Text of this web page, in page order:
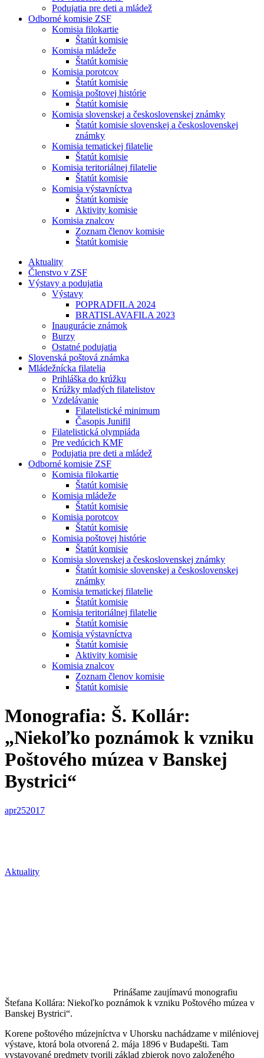
Podujatia pre deti a mládež
Odborné komisie ZSF
Komisia filokartie
Štatút komisie
Komisia mládeže
Štatút komisie
Komisia porotcov
Štatút komisie
Komisia poštovej histórie
Štatút komisie
Komisia slovenskej a československej známky
Štatút komisie slovenskej a československej
známky
Komisia tematickej filatelie
Štatút komisie
Komisia teritoriálnej filatelie
Štatút komisie
Komisia výstavníctva
Štatút komisie
Aktivity komisie
Komisia znalcov
Zoznam členov komisie
Štatút komisie
Aktuality
Členstvo v ZSF
Výstavy a podujatia
Výstavy
POPRADFILA 2024
BRATISLAVAFILA 2023
Inaugurácie známok
Burzy
Ostatné podujatia
Slovenská poštová známka
Mládežnícka filatelia
Prihláška do krúžku
Krúžky mladých filatelistov
Vzdelávanie
Filatelistické minimum
Časopis Junifil
Filatelistická olympiáda
Pre vedúcich KMF
Podujatia pre deti a mládež
Odborné komisie ZSF
Komisia filokartie
Štatút komisie
Komisia mládeže
Štatút komisie
Komisia porotcov
Štatút komisie
Komisia poštovej histórie
Štatút komisie
Komisia slovenskej a československej známky
Štatút komisie slovenskej a československej
známky
Komisia tematickej filatelie
Štatút komisie
Komisia teritoriálnej filatelie
Štatút komisie
Komisia výstavníctva
Štatút komisie
Aktivity komisie
Komisia znalcov
Zoznam členov komisie
Štatút komisie
Monografia: Š. Kollár:
„Niekoľko poznámok k vzniku
Poštového múzea v Banskej
Bystrici“
apr252017
Aktuality
Prinášame zaujímavú monografiu
Štefana Kollára: Niekoľko poznámok k vzniku Poštového múzea v
Banskej Bystrici“.
Korene poštového múzejníctva v Uhorsku nachádzame v miléniovej
výstave, ktorá bola otvorená 2. mája 1896 v Budapešti. Tam
vystavované predmety tvorili základ zbierok novo založeného